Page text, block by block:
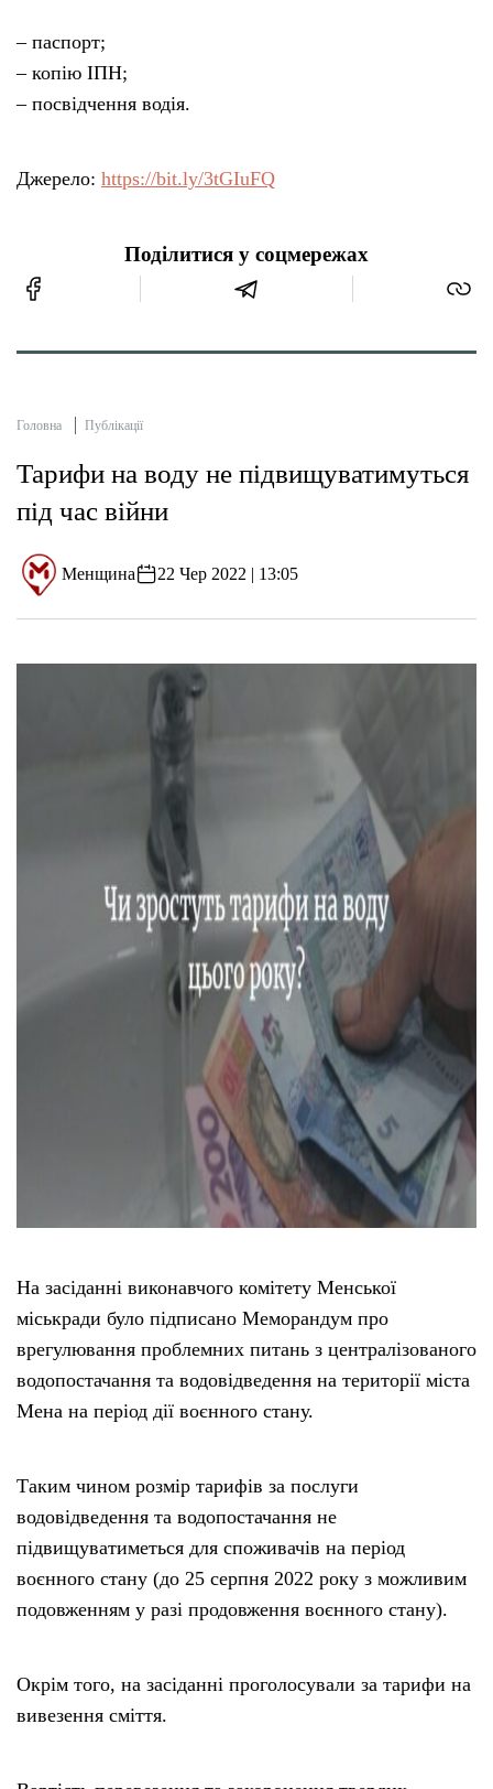
– паспорт;
– копію ІПН;
– посвідчення водія.
Джерело: https://bit.ly/3tGIuFQ
Поділитися у соцмережах
Головна Публікації
Тарифи на воду не підвищуватимуться
під час війни
Менщина 22 Чер 2022 | 13:05
На засіданні виконавчого комітету Менської
міськради було підписано Меморандум про
врегулювання проблемних питань з централізованого
водопостачання та водовідведення на території міста
Мена на період дії воєнного стану.
Таким чином розмір тарифів за послуги
водовідведення та водопостачання не
підвищуватиметься для споживачів на період
воєнного стану (до 25 серпня 2022 року з можливим
подовженням у разі продовження воєнного стану).
Окрім того, на засіданні проголосували за тарифи на
вивезення сміття.